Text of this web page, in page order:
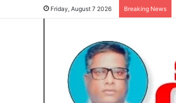
Friday, August 7 2026 Breaking News